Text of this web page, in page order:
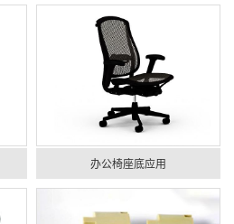
办公椅座底应用